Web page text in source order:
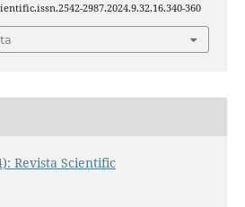
2987.2024.9.32.16.340-360
Revista Scientific